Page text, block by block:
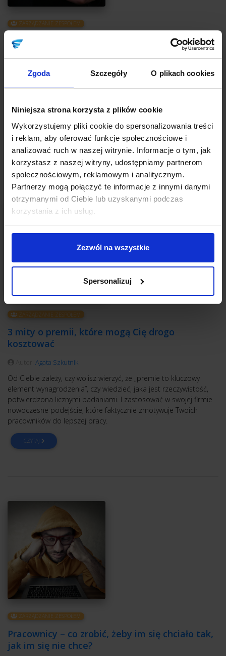
Zgoda Szczegóły O plikach cookies
Niniejsza strona korzysta z plików cookie
Wykorzystujemy pliki cookie do spersonalizowania treści
i reklam, aby oferować funkcje społecznościowe i
analizować ruch w naszej witrynie. Informacje o tym, jak
korzystasz z naszej witryny, udostępniamy partnerom
społecznościowym, reklamowym i analitycznym.
Partnerzy mogą połączyć te informacje z innymi danymi
otrzymanymi od Ciebie lub uzyskanymi podczas
korzystania z ich usług.
Zezwól na wszystkie
Spersonalizuj
ZARZĄDZANIE ZESPOŁEM
Jak nie popsuć pracownika, czyli dlaczego
premie nie działają
Autor:Ewa Rot-Buga
Lubisz dawać łapówki? No wiesz, łapówki, kasę za to, żeby ktoś
powinien. Pewnie, że nie lubisz. A czy przypadkiem nie dajesz
CZYTAJ
ZARZĄDZANIE ZESPOŁEM
3 mity o premii, które mogą Cię drogo
kosztować
Agata Szkutnik
Od Ciebie zależy, czy wolisz wierzyć, że „premie to kluczowy
element wynagrodzenia”, czy wiedzieć, jaka jest rzeczywistość,
potwierdzona licznymi badaniami. I zastosować w swojej firmie
nowoczesne podejście, które faktycznie zmotywuje Twoich
pracowników do lepszej pracy.
CZYTAJ
ZARZĄDZANIE ZESPOŁEM
Pracownicy – co zrobić, żeby im się chciało tak,
jak im się nie chce?